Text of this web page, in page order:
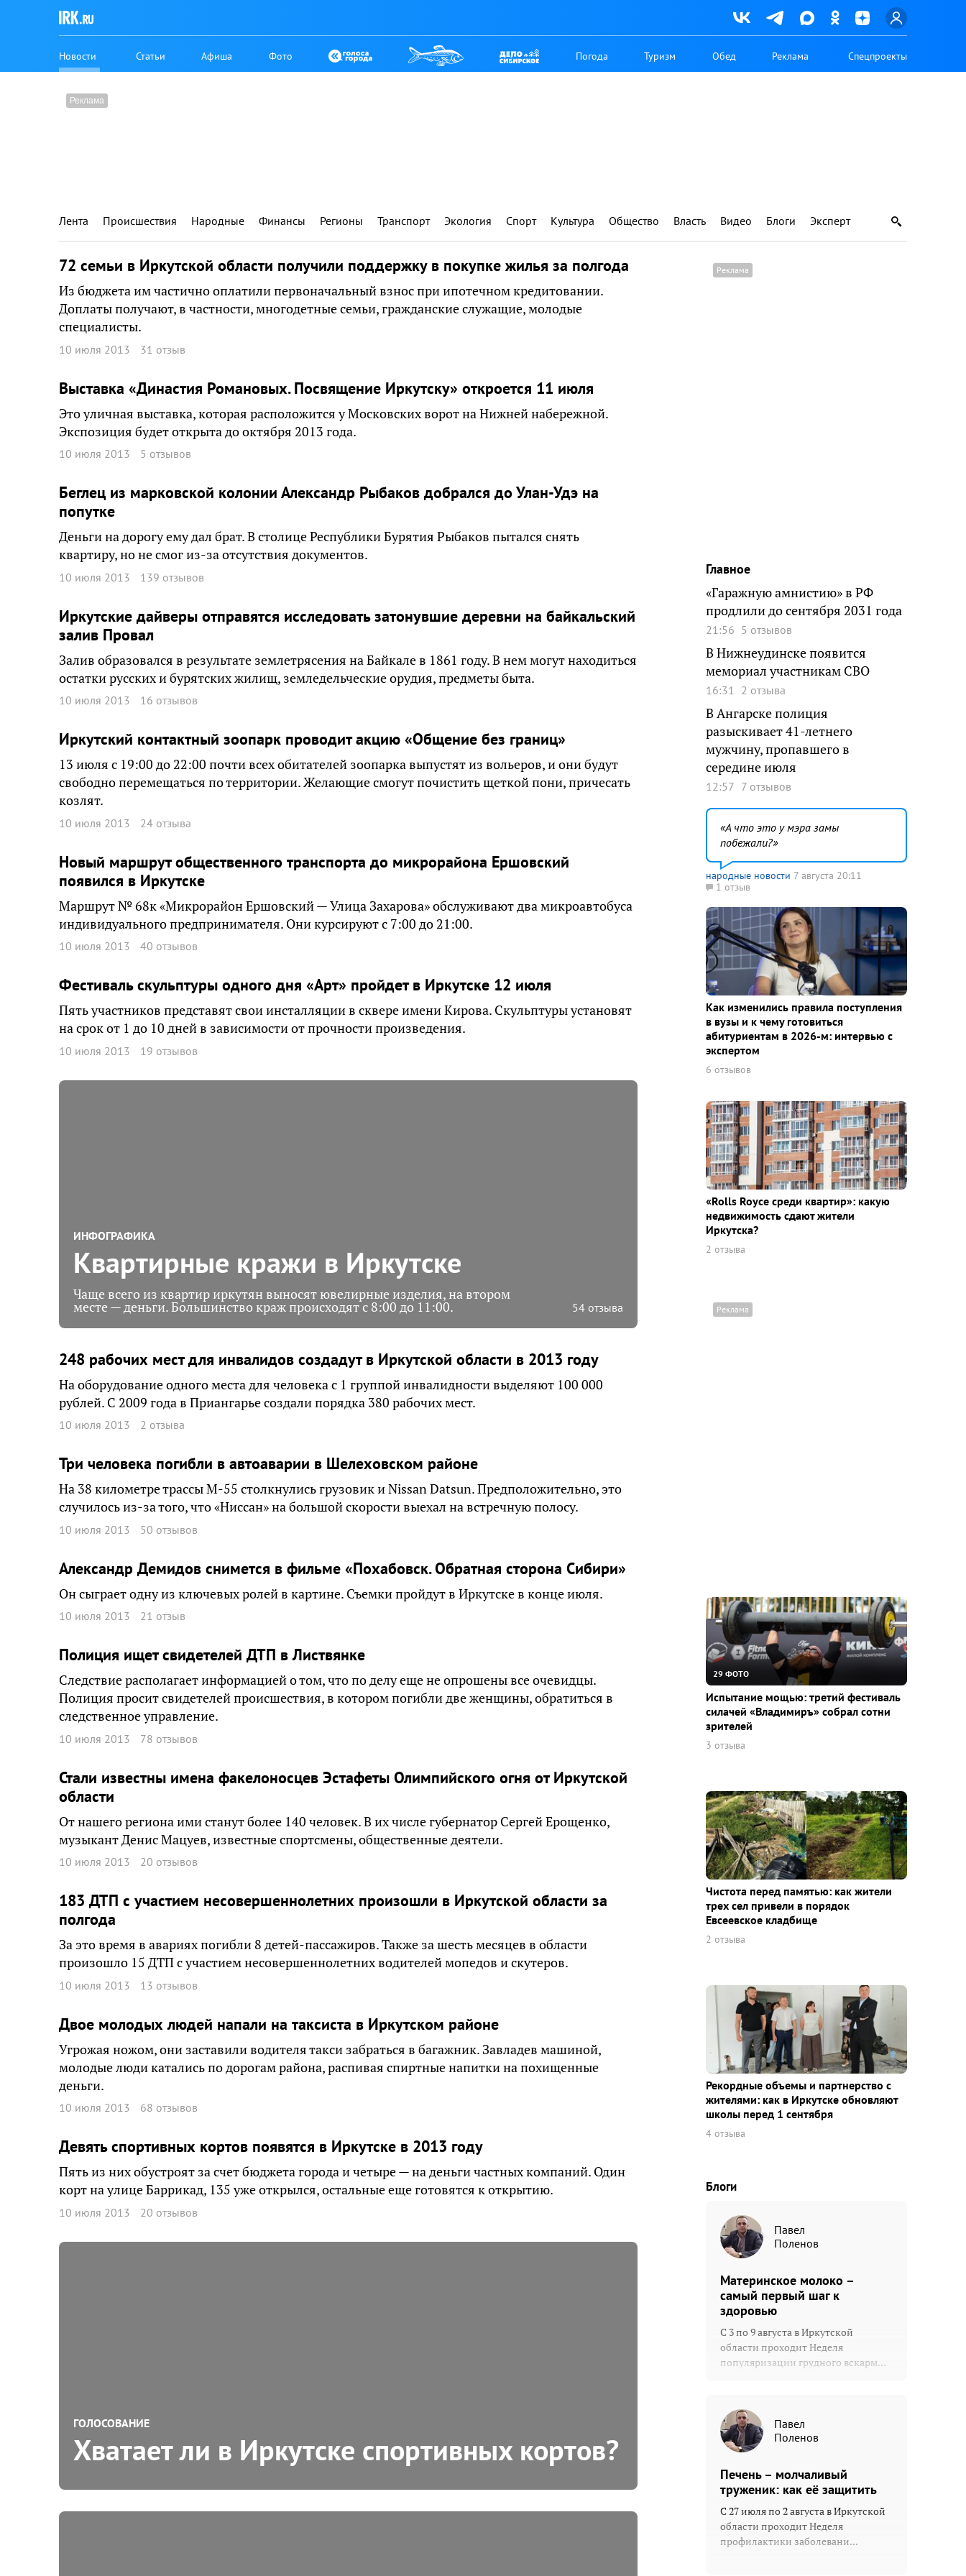
Новости Статьи Афиша Фото Погода Туризм Обед Реклама Спецпроекты
Лента Происшествия Народные Финансы Регионы Транспорт Экология Спорт Культура Общество Власть Видео Блоги Эксперт
72 семьи в Иркутской области получили поддержку в покупке жилья за полгода
Из бюджета им частично оплатили первоначальный взнос при ипотечном кредитовании.
Доплаты получают, в частности, многодетные семьи, гражданские служащие, молодые
специалисты.
10 июля 2013 31 отзыв
Выставка «Династия Романовых. Посвящение Иркутску» откроется 11 июля
Это уличная выставка, которая расположится у Московских ворот на Нижней набережной.
Экспозиция будет открыта до октября 2013 года.
10 июля 2013 5 отзывов
Беглец из марковской колонии Александр Рыбаков добрался до Улан-Удэ на
попутке
Деньги на дорогу ему дал брат. В столице Республики Бурятия Рыбаков пытался снять
квартиру, но не смог из-за отсутствия документов.
10 июля 2013 139 отзывов
Иркутские дайверы отправятся исследовать затонувшие деревни на байкальский
залив Провал
Залив образовался в результате землетрясения на Байкале в 1861 году. В нем могут находиться
остатки русских и бурятских жилищ, земледельческие орудия, предметы быта.
10 июля 2013 16 отзывов
Иркутский контактный зоопарк проводит акцию «Общение без границ»
13 июля с 19:00 до 22:00 почти всех обитателей зоопарка выпустят из вольеров, и они будут
свободно перемещаться по территории. Желающие смогут почистить щеткой пони, причесать
козлят.
10 июля 2013 24 отзыва
Новый маршрут общественного транспорта до микрорайона Ершовский
появился в Иркутске
Маршрут № 68к «Микрорайон Ершовский — Улица Захарова» обслуживают два микроавтобуса
индивидуального предпринимателя. Они курсируют с 7:00 до 21:00.
10 июля 2013 40 отзывов
Фестиваль скульптуры одного дня «Арт» пройдет в Иркутске 12 июля
Пять участников представят свои инсталляции в сквере имени Кирова. Скульптуры установят
на срок от 1 до 10 дней в зависимости от прочности произведения.
10 июля 2013 19 отзывов
ИНФОГРАФИКА
Квартирные кражи в Иркутске
Чаще всего из квартир иркутян выносят ювелирные изделия, на втором
месте — деньги. Большинство краж происходят с 8:00 до 11:00. 54 отзыва
248 рабочих мест для инвалидов создадут в Иркутской области в 2013 году
На оборудование одного места для человека с 1 группой инвалидности выделяют 100 000
рублей. С 2009 года в Приангарье создали порядка 380 рабочих мест.
10 июля 2013 2 отзыва
Три человека погибли в автоаварии в Шелеховском районе
На 38 километре трассы М-55 столкнулись грузовик и Nissan Datsun. Предположительно, это
случилось из-за того, что «Ниссан» на большой скорости выехал на встречную полосу.
10 июля 2013 50 отзывов
Александр Демидов снимется в фильме «Похабовск. Обратная сторона Сибири»
Он сыграет одну из ключевых ролей в картине. Съемки пройдут в Иркутске в конце июля.
10 июля 2013 21 отзыв
Полиция ищет свидетелей ДТП в Листвянке
Следствие располагает информацией о том, что по делу еще не опрошены все очевидцы.
Полиция просит свидетелей происшествия, в котором погибли две женщины, обратиться в
следственное управление.
10 июля 2013 78 отзывов
Стали известны имена факелоносцев Эстафеты Олимпийского огня от Иркутской
области
От нашего региона ими станут более 140 человек. В их числе губернатор Сергей Ерощенко,
музыкант Денис Мацуев, известные спортсмены, общественные деятели.
10 июля 2013 20 отзывов
183 ДТП с участием несовершеннолетних произошли в Иркутской области за
полгода
За это время в авариях погибли 8 детей-пассажиров. Также за шесть месяцев в области
произошло 15 ДТП с участием несовершеннолетних водителей мопедов и скутеров.
10 июля 2013 13 отзывов
Двое молодых людей напали на таксиста в Иркутском районе
Угрожая ножом, они заставили водителя такси забраться в багажник. Завладев машиной,
молодые люди катались по дорогам района, распивая спиртные напитки на похищенные
деньги.
10 июля 2013 68 отзывов
Девять спортивных кортов появятся в Иркутске в 2013 году
Пять из них обустроят за счет бюджета города и четыре — на деньги частных компаний. Один
корт на улице Баррикад, 135 уже открылся, остальные еще готовятся к открытию.
10 июля 2013 20 отзывов
ГОЛОСОВАНИЕ
Хватает ли в Иркутске спортивных кортов?
Главное
«Гаражную амнистию» в РФ
продлили до сентября 2031 года
21:56 5 отзывов
В Нижнеудинске появится
мемориал участникам СВО
16:31 2 отзыва
В Ангарске полиция
разыскивает 41-летнего
мужчину, пропавшего в
середине июля
12:57 7 отзывов
А что это у мэра замы
побежали?
народные новости 7 августа 20:11
1 отзыв
Как изменились правила поступления
в вузы и к чему готовиться
абитуриентам в 2026-м: интервью с
экспертом
6 отзывов
«Rolls Royce среди квaртир»: какую
недвижимость сдают жители
Иркутска?
2 отзыва
29 ФОТО
Испытание мощью: третий фестиваль
силачей «Владимиръ» собрал сотни
зрителей
3 отзыва
Чистота перед памятью: как жители
трех сел привели в порядок
Евсеевское кладбище
2 отзыва
Рекордные объемы и партнерство с
жителями: как в Иркутске обновляют
школы перед 1 сентября
4 отзыва
Блоги
Павел
Поленов
Материнское молоко –
самый первый шаг к
здоровью
С 3 по 9 августа в Иркутской
области проходит Неделя
популяризации грудного вскарм...
Павел
Поленов
Печень – молчаливый
труженик: как её защитить
С 27 июля по 2 августа в Иркутской
области проходит Неделя
профилактики заболевани...